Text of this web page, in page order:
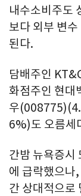
내수소비주도
보다 외부 변
된다.
담배주인
화점주인 현
우
6%)도 오름세
간밤 뉴욕증시
에 급락했으나
간 상대적으로